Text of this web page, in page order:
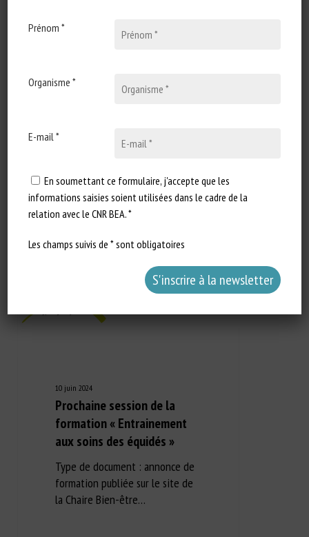
matching birds to
environments –
Results in brief
Commission européenne Auteur :
10 juin 2024
Prochaine session de la
formation « Entrainement
aux soins des équidés »
Type de document : annonce de
formation publiée sur le site de
la Chaire Bien-être…
Prénom *
Organisme *
E-mail *
En soumettant ce formulaire, j'accepte que les
informations saisies soient utilisées dans le cadre de la
relation avec le CNR BEA. *
Les champs suivis de * sont obligatoires